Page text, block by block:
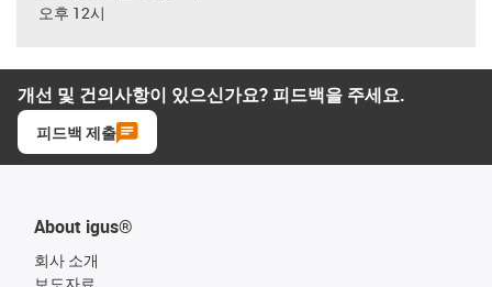
오후 12시
개선 및 건의사항이 있으신가요? 피드백을 주세요.
피드백 제출
About igus®
회사 소개
보도자료